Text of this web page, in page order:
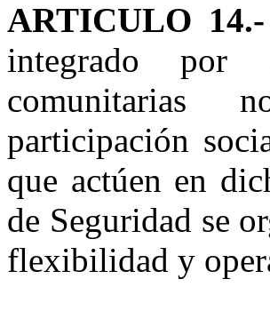
ARTICULO 14.-
integrado por
comunitarias
participación
que actúen en
de Seguridad se
flexibilidad y